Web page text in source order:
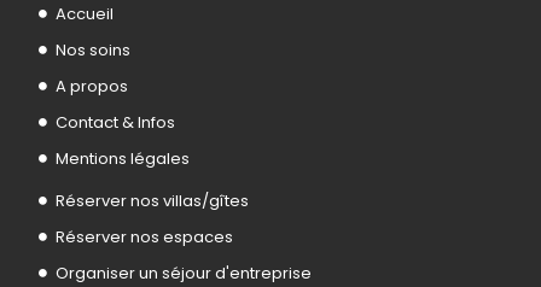
Accueil
Nos soins
A propos
Contact & Infos
Mentions légales
Réserver nos villas/gîtes
Réserver nos espaces
Organiser un séjour d'entreprise